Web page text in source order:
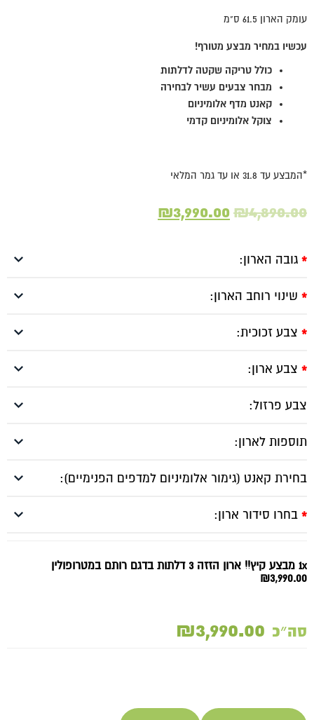
עומק הארון 61.5 ס"מ
עכשיו במחיר מבצע מטורף!
כולל טריקה שקטה לדלתות
מבחר צבעים עשיר לבחירה
קאנט מדף אלומיניום
צוקל אלומיניום קדמי
*המבצע עד 31.8 או עד גמר המלאי
₪4,890.00
המחיר
₪3,990.00
* גובה הארון:
* שינוי רוחב הארון:
* צבע זכוכית:
* צבע ארון:
צבע פרזול:
תוספות לארון:
בחירת קאנט (גימור אלומיניום למדפים הפנימיים):
* בחרו סידור ארון:
1x מבצע קיץ!! ארון הזזה 3 דלתות בדגם רותם במטרופולין
₪3,990.00
סה״כ ₪3,990.00